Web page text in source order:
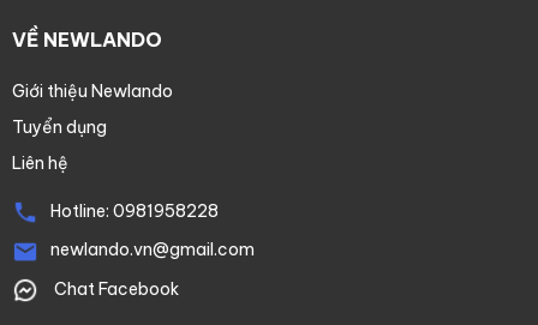
VỀ NEWLANDO
Giới thiệu Newlando
Tuyển dụng
Liên hệ
Hotline: 0981958228
newlando.vn@gmail.com
Chat Facebook